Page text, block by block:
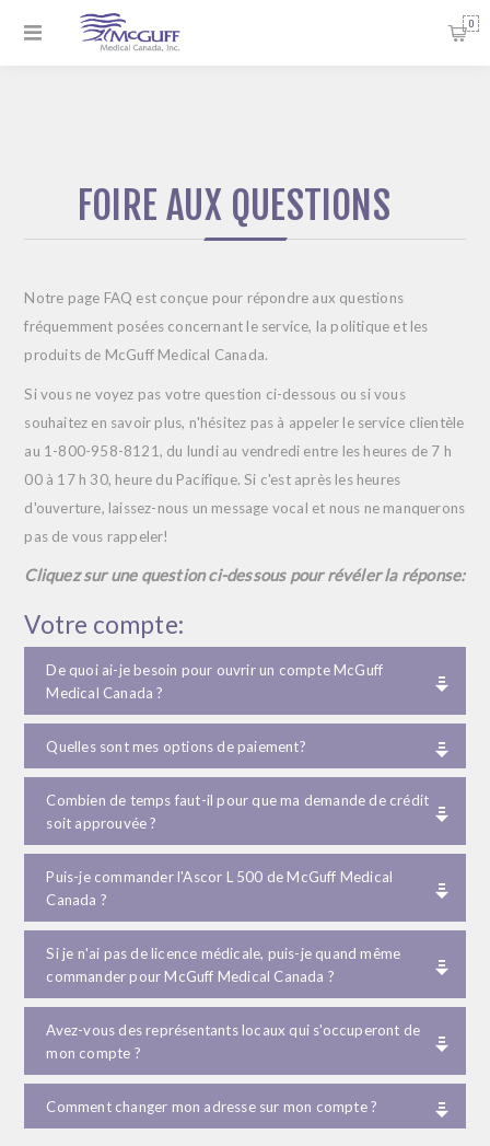
0
FOIRE AUX QUESTIONS
Notre page FAQ est conçue pour répondre aux questions
fréquemment posées concernant le service, la politique et les
produits de McGuff Medical Canada.
Si vous ne voyez pas votre question ci-dessous ou si vous
souhaitez en savoir plus, n'hésitez pas à appeler le service clientèle
au 1-800-958-8121, du lundi au vendredi entre les heures de 7 h
00 à 17 h 30, heure du Pacifique. Si c'est après les heures
d'ouverture, laissez-nous un message vocal et nous ne manquerons
pas de vous rappeler!
Cliquez sur une question ci-dessous pour révéler la réponse:
Votre compte:
De quoi ai-je besoin pour ouvrir un compte McGuff
Medical Canada ?
Quelles sont mes options de paiement?
Combien de temps faut-il pour que ma demande de crédit
soit approuvée ?
Puis-je commander l'Ascor L 500 de McGuff Medical
Canada ?
Si je n'ai pas de licence médicale, puis-je quand même
commander pour McGuff Medical Canada ?
Avez-vous des représentants locaux qui s'occuperont de
mon compte ?
Comment changer mon adresse sur mon compte ?